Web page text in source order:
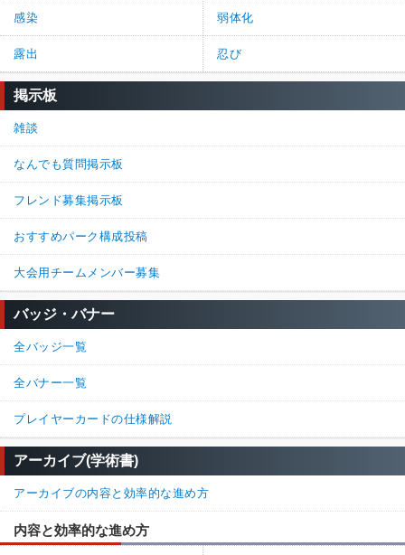
感染 弱体化
露出 忍び
掲示板
雑談
なんでも質問掲示板
フレンド募集掲示板
おすすめパーク構成投稿
大会用チームメンバー募集
バッジ・バナー
全バッジ一覧
全バナー一覧
プレイヤーカードの仕様解説
アーカイブ(学術書)
アーカイブの内容と効率的な進め方
内容と効率的な進め方